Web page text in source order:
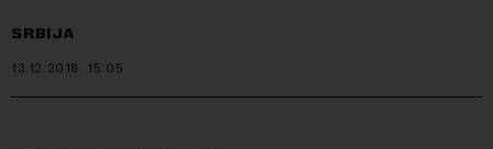
SRBIJA
13.12.2018. 15:05